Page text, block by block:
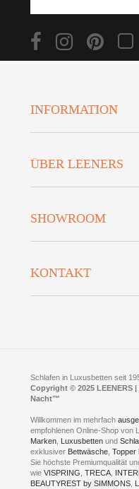
INFORMATION
Finanzierung
Datenschutz
ÜBER LEENERS
Preisgarantie
Presse
Jobs
SHOWROOM
Fotoalbum
Kontakt
KONTAKT
Neuer Showroom für
Kontakt via:WhatsApp
Kontakt via:eMail
mögliche Zeiten für
MO und DI geschlossen
Schlafen in Luxusbetten seit
Copyright © 2025 LEENERS
Nacht™
Willkommen im mehrfach
empfohlenen Online-Shop von
Marken Luxusbetten und
exklusiver Bettwäsche ,Topper
Sie höchste Premiumqualität
wieVISPRING ,TRECA
BEAUTYREST by SIMMONS